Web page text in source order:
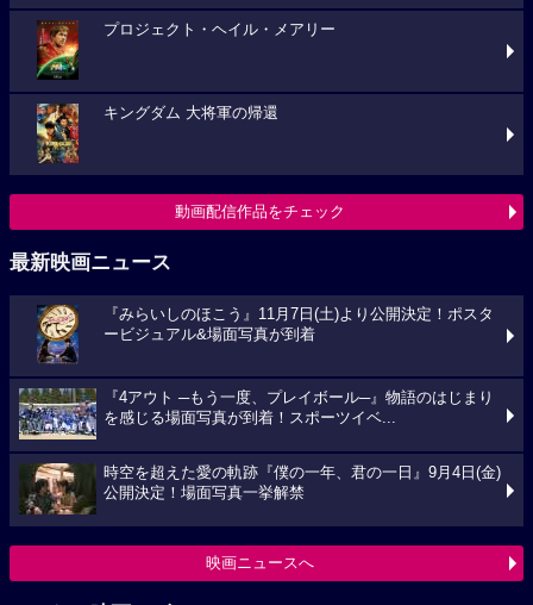
プロジェクト・ヘイル・メアリー
キングダム 大将軍の帰還
動画配信作品をチェック
最新映画ニュース
『みらいしのほこう』11月7日(土)より公開決定！ポスタ
ービジュアル&場面写真が到着
『4アウト ─もう一度、プレイボール─』物語のはじまり
を感じる場面写真が到着！スポーツイベ...
時空を超えた愛の軌跡『僕の一年、君の一日』9月4日(金)
公開決定！場面写真一挙解禁
映画ニュースへ